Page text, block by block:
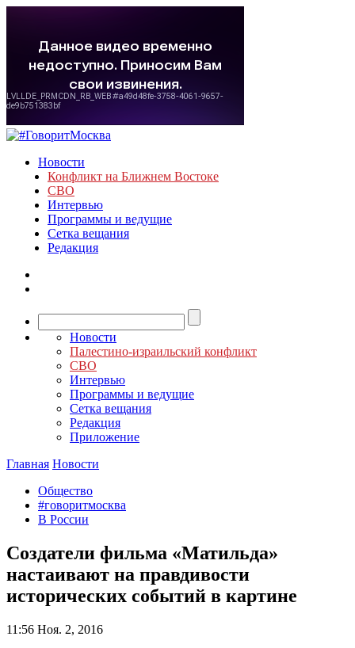
Новости
Конфликт на Ближнем Востоке
СВО
Интервью
Программы и ведущие
Сетка вещания
Редакция
Новости
Палестино-израильский конфликт
СВО
Интервью
Программы и ведущие
Сетка вещания
Редакция
Приложение
Главная Новости
Общество
#говоритмосква
В России
Создатели фильма «Матильда»
настаивают на правдивости
исторических событий в картине
11:56 Ноя. 2, 2016